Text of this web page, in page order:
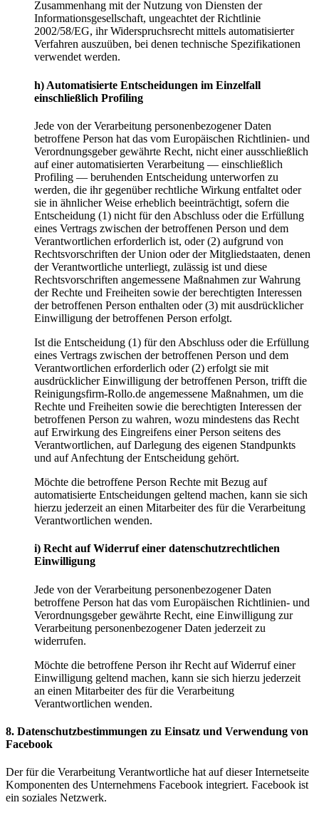
Zusammenhang mit der Nutzung von Diensten der
Informationsgesellschaft, ungeachtet der Richtlinie
2002/58/EG, ihr Widerspruchsrecht mittels automatisierter
Verfahren auszuüben, bei denen technische Spezifikationen
verwendet werden.
h) Automatisierte Entscheidungen im Einzelfall
einschließlich Profiling
Jede von der Verarbeitung personenbezogener Daten
betroffene Person hat das vom Europäischen Richtlinien- und
Verordnungsgeber gewährte Recht, nicht einer ausschließlich
auf einer automatisierten Verarbeitung — einschließlich
Profiling — beruhenden Entscheidung unterworfen zu
werden, die ihr gegenüber rechtliche Wirkung entfaltet oder
sie in ähnlicher Weise erheblich beeinträchtigt, sofern die
Entscheidung (1) nicht für den Abschluss oder die Erfüllung
eines Vertrags zwischen der betroffenen Person und dem
Verantwortlichen erforderlich ist, oder (2) aufgrund von
Rechtsvorschriften der Union oder der Mitgliedstaaten, denen
der Verantwortliche unterliegt, zulässig ist und diese
Rechtsvorschriften angemessene Maßnahmen zur Wahrung
der Rechte und Freiheiten sowie der berechtigten Interessen
der betroffenen Person enthalten oder (3) mit ausdrücklicher
Einwilligung der betroffenen Person erfolgt.
Ist die Entscheidung (1) für den Abschluss oder die Erfüllung
eines Vertrags zwischen der betroffenen Person und dem
Verantwortlichen erforderlich oder (2) erfolgt sie mit
ausdrücklicher Einwilligung der betroffenen Person, trifft die
Reinigungsfirm-Rollo.de angemessene Maßnahmen, um die
Rechte und Freiheiten sowie die berechtigten Interessen der
betroffenen Person zu wahren, wozu mindestens das Recht
auf Erwirkung des Eingreifens einer Person seitens des
Verantwortlichen, auf Darlegung des eigenen Standpunkts
und auf Anfechtung der Entscheidung gehört.
Möchte die betroffene Person Rechte mit Bezug auf
automatisierte Entscheidungen geltend machen, kann sie sich
hierzu jederzeit an einen Mitarbeiter des für die Verarbeitung
Verantwortlichen wenden.
i) Recht auf Widerruf einer datenschutzrechtlichen
Einwilligung
Jede von der Verarbeitung personenbezogener Daten
betroffene Person hat das vom Europäischen Richtlinien- und
Verordnungsgeber gewährte Recht, eine Einwilligung zur
Verarbeitung personenbezogener Daten jederzeit zu
widerrufen.
Möchte die betroffene Person ihr Recht auf Widerruf einer
Einwilligung geltend machen, kann sie sich hierzu jederzeit
an einen Mitarbeiter des für die Verarbeitung
Verantwortlichen wenden.
8. Datenschutzbestimmungen zu Einsatz und Verwendung von
Facebook
Der für die Verarbeitung Verantwortliche hat auf dieser Internetseite
Komponenten des Unternehmens Facebook integriert. Facebook ist
ein soziales Netzwerk.